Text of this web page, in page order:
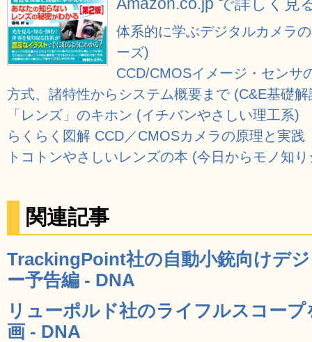
体系的に学ぶデジタルカメラ
ーズ)
CCD/CMOSイメージ・セン
方式、諸特性からシステム概要まで (C&E基礎
「レンズ」のキホン (イチバンやさしい理工系)
らくらく図解 CCD／CMOSカメラの原理と実践
トコトンやさしいレンズの本 (今日からモノ知
関連記事
TrackingPoint社の自動小銃向けデ
ー予告編 - DNA
リューポルド社のライフルスコー
画 - DNA